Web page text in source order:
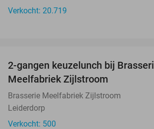
Verkocht: 20.719
2-gangen keuzelunch bij
Meelfabriek Zijlstroom
Brasserie Meelfabriek Zijlstroom
Leiderdorp
Verkocht: 500